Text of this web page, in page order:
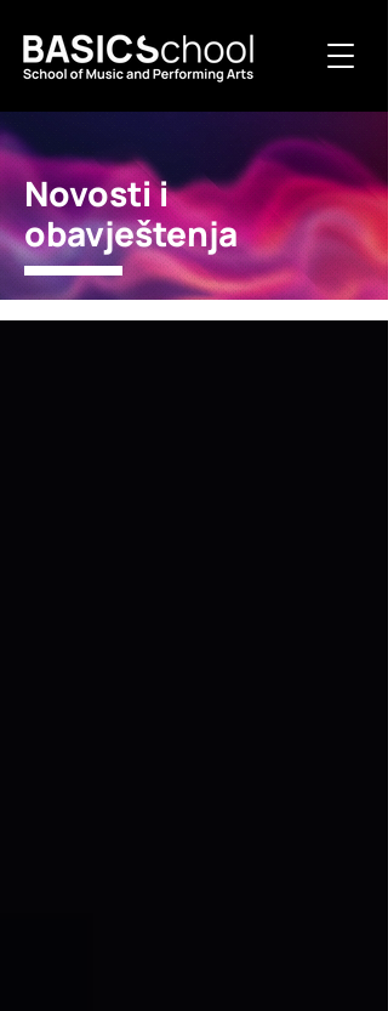
Novosti i
obavještenja